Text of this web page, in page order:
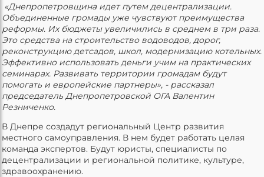
«Днепропетровщина идет путем децентрализации.
Объединенные громады уже чувствуют преимущества
реформы. Их бюджеты увеличились в среднем в три раза.
Это средства на строительство водоводов, дорог,
реконструкцию детсадов, школ, модернизацию котельных.
Эффективно использовать деньги учим на практических
семинарах. Развивать территории громадам будут
помогать и европейские партнеры», - рассказал
председатель Днепропетровской ОГА Валентин
Резниченко.
В Днепре создадут региональный Центр развития
местного самоуправления. В нем будет работать целая
команда экспертов. Будут юристы, специалисты по
децентрализации и региональной политике, культуре,
здравоохранению.